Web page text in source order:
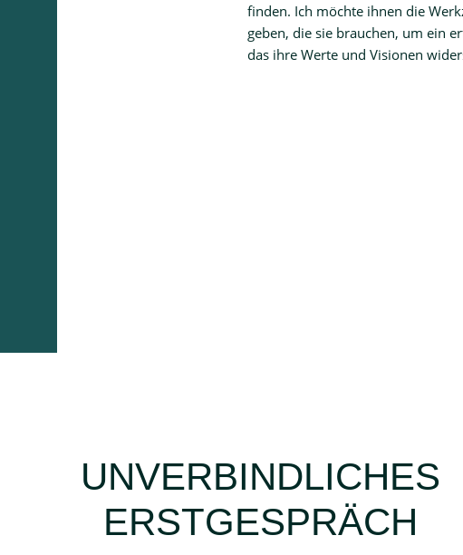
finden. Ich möchte ihnen die
geben, die sie brauchen, um ein
das ihre Werte und Visionen
UNVERBINDLICHES
ERSTGESPRÄCH